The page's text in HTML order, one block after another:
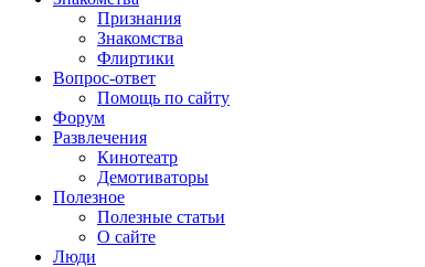
Признания
Знакомства
Флиртики
Вопрос-ответ
Помощь по сайту
Форум
Развлечения
Кинотеатр
Демотиваторы
Полезное
Полезные статьи
О сайте
Люди